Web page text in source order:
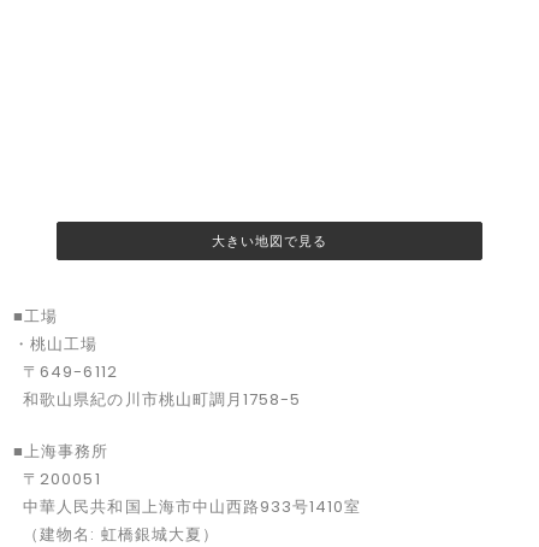
大きい地図で見る
■工場
・桃山工場
〒649-6112
和歌山県紀の川市桃山町調月1758-5
■上海事務所
〒200051
中華人民共和国上海市中山西路933号1410室
（建物名: 虹橋銀城大夏）